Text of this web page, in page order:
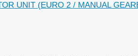
UNIT (EURO 2 / MANUAL